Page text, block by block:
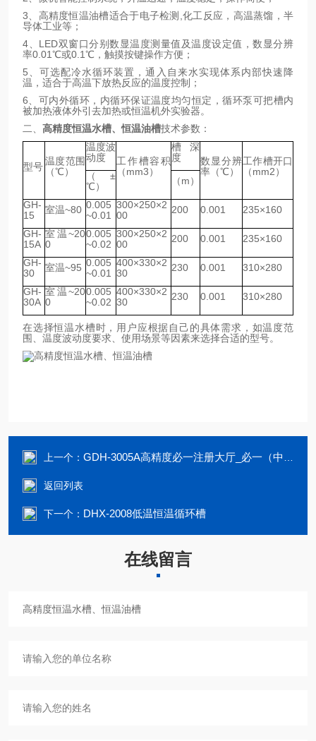
3、高精度恒温油槽适合于电子检测,化工反应，高温蒸馏，半
导体工业等；
4、LED双窗口分别数显温度测量值及温度设定值，数显分辨
率0.01℃或0.1℃，触摸按键操作方便；
5、可选配冷水循环装置，通入自来水实现体系内部快速降
温，适合于高温下放热反应的温度控制；
6、可内外循环，内循环保证温度均匀恒定，循环泵可把槽内
被加热液体外引去加热或恒温机外实验器。
二、 高精度恒温水槽、恒温油槽技术参数：
型号温度范围
（℃）
温度波
动度
工作槽容积
（mm3）
槽深
度
数显分辨
率（℃）
工作槽开口
（mm2）
（±
℃）
（m）
GH-
15
室温~80 0.005
~0.01
300×250×2
00
200 0.001 235×160
GH-
15A
室温~20
0
0.005
~0.02
300×250×2
00
200 0.001 235×160
GH-
30
室温~95 0.005
~0.01
400×330×2
30
230 0.001 310×280
GH-
30A
室温~20
0
0.005
~0.02
400×330×2
30
230 0.001 310×280
在选择恒温水槽时，用户应根据自己的具体需求，如温度范
围、温度波动度要求、使用场景等因素来选择合适的型号。
上一个： GDH-3005A高精度必一注册大厅_必一（中国）
返回列表
下一个： DHX-2008低温恒温循环槽
在线留言